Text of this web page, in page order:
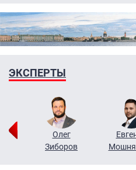
ЭКСПЕРТЫ
Олег
Зиборов